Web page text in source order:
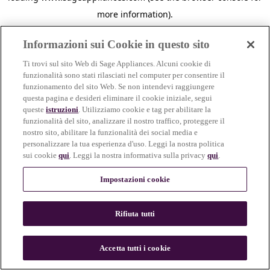
more information).
n
Informazioni sui Cookie in questo sito
Ti trovi sul sito Web di Sage Appliances. Alcuni cookie di
funzionalità sono stati rilasciati nel computer per consentire il
funzionamento del sito Web. Se non intendevi raggiungere
questa pagina e desideri eliminare il cookie iniziale, segui
questeistruzioni. Utilizziamo cookie e tag per abilitare la
funzionalità del sito, analizzare il nostro traffico, proteggere il
nostro sito, abilitare la funzionalità dei social media e
personalizzare la tua esperienza d'uso. Leggi la nostra politica
sui cookiequi. Leggi la nostra informativa sulla privacyqui.
Impostazioni cookie
Rifiuta tutti
Accetta tutti i cookie